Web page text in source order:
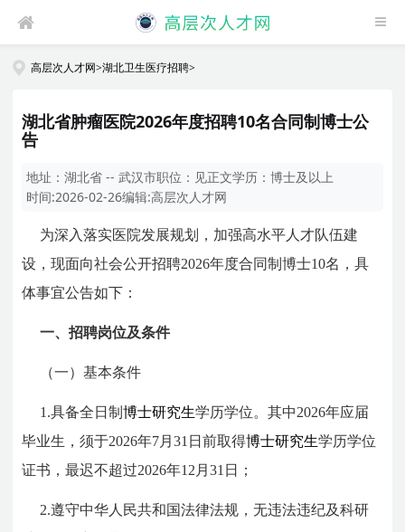
高层次人才网>湖北卫生医疗招聘>
湖北省肿瘤医院2026年度招聘10名合同制博士公
告
地址：湖北省 -- 武汉市职位： 见正文学历：博士及以上
时间:2026-02-26编辑:高层次人才网
为深入落实医院发展规划，加强高水平人才队伍建
设，现面向社会公开招聘2026年度合同制博士10名，具
体事宜公告如下：
一、招聘岗位及条件
（一）基本条件
1.具备全日制博士研究生学历学位。其中2026年应届
毕业生，须于2026年7月31日前取得博士研究生学历学位
证书，最迟不超过2026年12月31日；
2.遵守中华人民共和国法律法规，无违法违纪及科研